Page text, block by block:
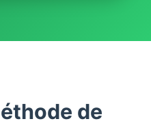
de